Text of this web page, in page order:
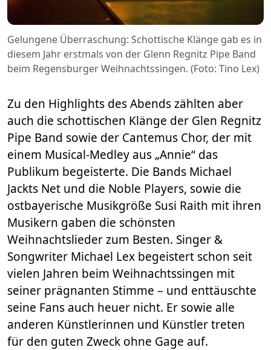
Gelungene Überraschung: Schottische Klänge gab es in
diesem Jahr erstmals von der Glenn Regnitz Pipe Band
beim Regensburger Weihnachtssingen. (Foto: Tino Lex)
Zu den Highlights des Abends zählten aber
auch die schottischen Klänge der Glen Regnitz
Pipe Band sowie der Cantemus Chor, der mit
einem Musical-Medley aus „Annie“ das
Publikum begeisterte. Die Bands Michael
Jackts Net und die Noble Players, sowie die
ostbayerische Musikgröße Susi Raith mit ihren
Musikern gaben die schönsten
Weihnachtslieder zum Besten. Singer &
Songwriter Michael Lex begeistert schon seit
vielen Jahren beim Weihnachtssingen mit
seiner prägnanten Stimme – und enttäuschte
seine Fans auch heuer nicht. Er sowie alle
anderen Künstlerinnen und Künstler treten
für den guten Zweck ohne Gage auf.